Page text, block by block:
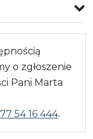
o zgłoszenie
Pani Marta
54 16 444.